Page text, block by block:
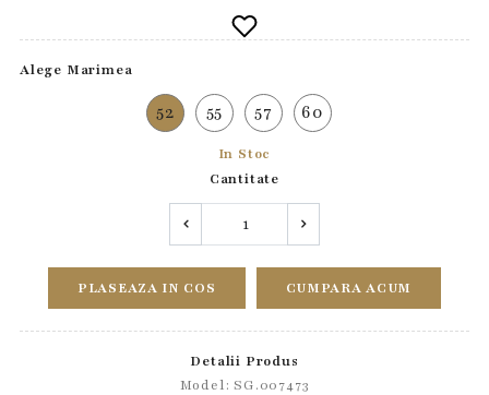
Alege Marimea
52 55 57 60
In Stoc
Cantitate
PLASEAZA IN COS CUMPARA ACUM
Detalii Produs
Model: SG.007473